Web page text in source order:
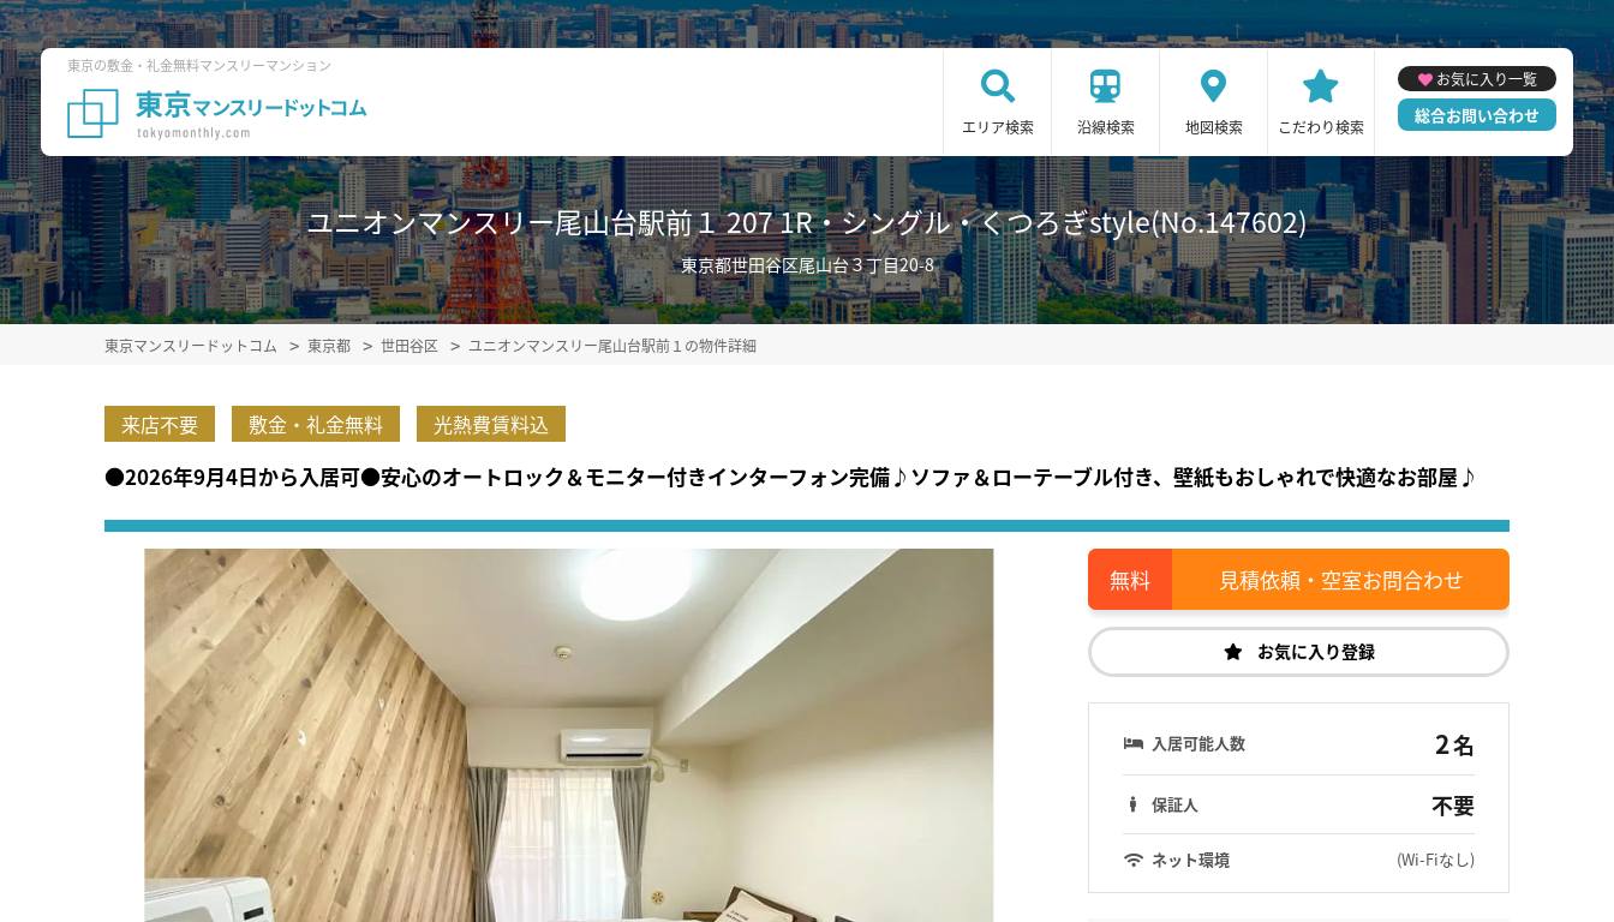
東京の敷金・礼金無料マンスリーマンション
エリア検索 沿線検索 地図検索 こだわり検索
お気に入り一覧
総合お問い合わせ
ユニオンマンスリー尾山台駅前１ 207 1R・シングル・くつろぎstyle(No.147602)
東京都世田谷区尾山台３丁目20-8
東京マンスリードットコム 東京都 世田谷区 ユニオンマンスリー尾山台駅前１の物件詳細
来店不要 敷金・礼金無料 光熱費賃料込
●2026年9月4日から入居可●安心のオートロック＆モニター付きインターフォン完備♪ソファ＆ローテーブル付き、壁紙もおしゃれで快適なお部屋♪
見積依頼・空室お問合わせ
お気に入り登録
入居可能人数 2名
保証人 不要
ネット環境 (Wi-Fiなし)